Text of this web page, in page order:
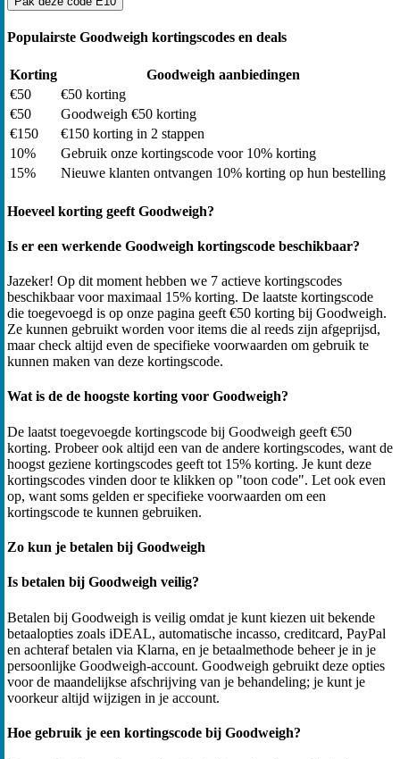
Populairste Goodweigh kortingscodes en deals
Korting
Goodweigh aanbiedingen
€50
€50 korting
€50
Goodweigh €50 korting
€150
€150 korting in 2 stappen
10%
Gebruik onze kortingscode voor 10% korting
15%
Nieuwe klanten ontvangen 10% korting op hun bestelling
Hoeveel korting geeft Goodweigh?
Is er een werkende Goodweigh kortingscode beschikbaar?
Jazeker! Op dit moment hebben we 7 actieve kortingscodes
beschikbaar voor maximaal 15% korting. De laatste kortingscode
die toegevoegd is op onze pagina geeft €50 korting bij Goodweigh.
Ze kunnen gebruikt worden voor items die al reeds zijn afgeprijsd,
maar check altijd even de specifieke voorwaarden om gebruik te
kunnen maken van deze kortingscode.
Wat is de de hoogste korting voor Goodweigh?
De laatst toegevoegde kortingscode bij Goodweigh geeft €50
korting. Probeer ook altijd een van de andere kortingscodes, want de
hoogst geziene kortingscodes geeft tot 15% korting. Je kunt deze
kortingscodes vinden door te klikken op "toon code". Let ook even
op, want soms gelden er specifieke voorwaarden om een
kortingscode te kunnen gebruiken.
Zo kun je betalen bij Goodweigh
Is betalen bij Goodweigh veilig?
Betalen bij Goodweigh is veilig omdat je kunt kiezen uit bekende
betaalopties zoals iDEAL, automatische incasso, creditcard, PayPal
en achteraf betalen via Klarna, en je betaalmethode beheer je in je
persoonlijke Goodweigh-account. Goodweigh gebruikt deze opties
voor de maandelijkse afschrijving van je behandeling; je kunt je
voorkeur altijd wijzigen in je account.
Hoe gebruik je een kortingscode bij Goodweigh?